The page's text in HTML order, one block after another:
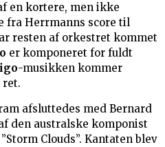
en kortere, men ikke
fra Herrmanns score til
resten af orkestret kommet
er komponeret for fuldt
-musikken kommer
ret.
afsluttedes med Bernard
den australske komponist
Clouds”. Kantaten blev